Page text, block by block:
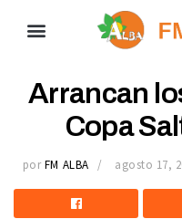
Arrancan
Copa
por FM ALBA agosto 17,